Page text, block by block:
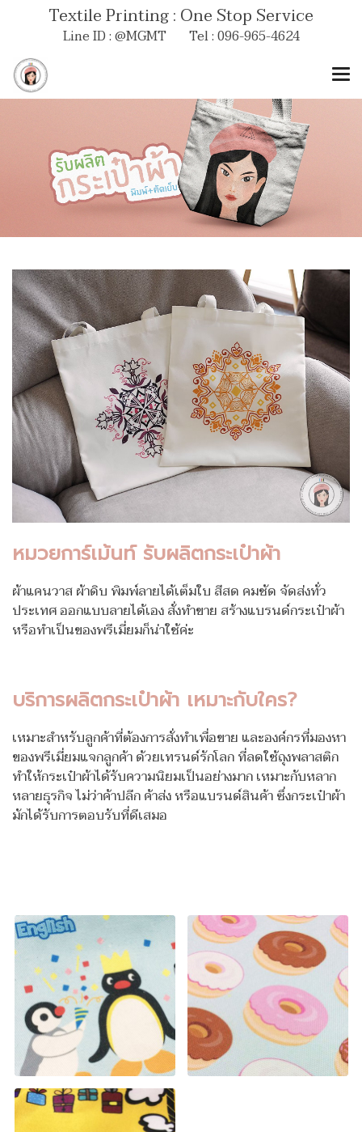
Textile Printing : One Stop Service
Line ID : @MGMT Tel : 096-965-4624
หมวยการ์เม้นท์ รับผลิตกระเป๋าผ้า
ผ้าแคนวาส ผ้าดิบ พิมพ์ลายได้เต็มใบ สีสด คมชัด จัดส่งทั่ว
ประเทศ ออกแบบลายได้เอง สั่งทำขาย สร้างแบรนด์กระเป๋าผ้า
หรือทำเป็นของพรีเมี่ยมก็น่าใช้ค่ะ
บริการผลิตกระเป๋าผ้า เหมาะกับใคร?
เหมาะสำหรับลูกค้าที่ต้องการสั่งทำเพื่อขาย และองค์กรที่มองหา
ของพรีเมี่ยมแจกลูกค้า ด้วยเทรนด์รักโลก ที่ลดใช้ถุงพลาสติก
ทำให้กระเป๋าผ้าได้รับความนิยมเป็นอย่างมาก เหมาะกับหลาก
หลายธุรกิจ ไม่ว่าค้าปลีก ค้าส่ง หรือแบรนด์สินค้า ซึ่งกระเป๋าผ้า
มักได้รับการตอบรับที่ดีเสมอ